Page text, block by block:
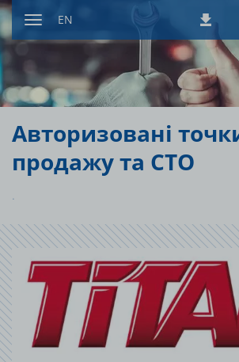
Jump
content
EN
Авторизовані
продажу та СТО
.